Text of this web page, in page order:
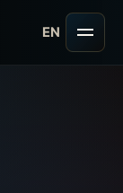
EN Buka